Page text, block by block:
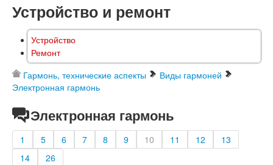
Устройство и ремонт
Устройство
Ремонт
Гармонь, технические аспекты
Виды гармоней
Электронная гармонь
Электронная гармонь
1 5 6 7 8 9 10 11 12
13
14
26